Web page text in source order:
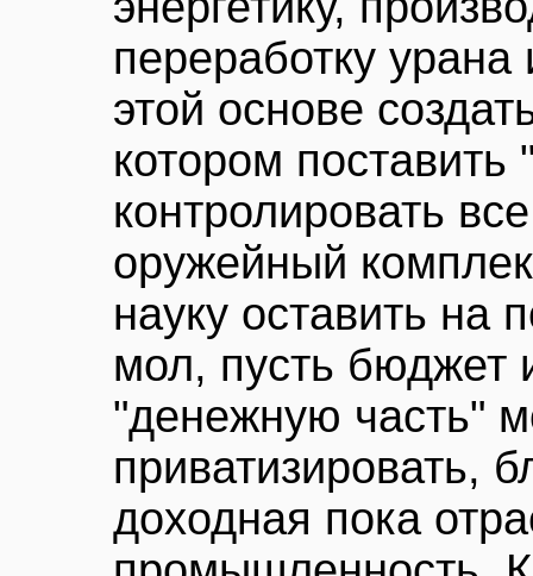
переработку
этой основе
котором
контролировать
оружейный
науку оставить на
мол, пусть бюджет
"денежную часть"
приватизировать,
доходная пока